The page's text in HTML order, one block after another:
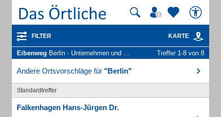
FILTER KARTE
Eibenweg Berlin - Unternehmen und Personen Treffer 1-8 von 8
Andere Ortsvorschläge für "Berlin"
Standardtreffer
Falkenhagen Hans-Jürgen Dr.